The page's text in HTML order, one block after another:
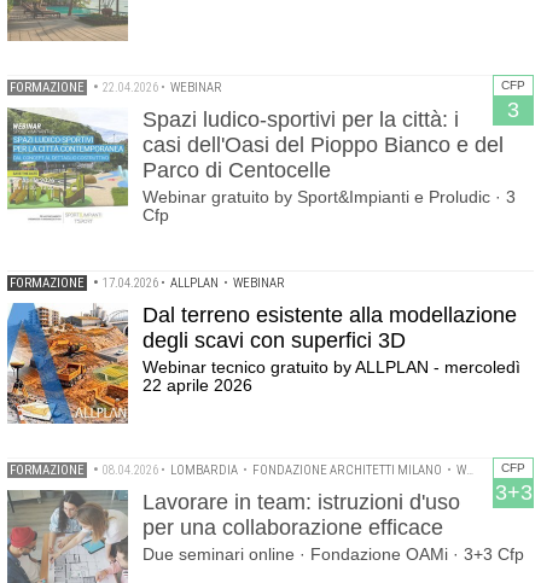
CFP
3
FORMAZIONE • 22.04.2026 • WEBINAR
Spazi ludico-sportivi per la città: i
casi dell'Oasi del Pioppo Bianco e del
Parco di Centocelle
Webinar gratuito by Sport&Impianti e Proludic · 3
Cfp
FORMAZIONE • 17.04.2026 • ALLPLAN • WEBINAR
Dal terreno esistente alla modellazione
degli scavi con superfici 3D
Webinar tecnico gratuito by ALLPLAN - mercoledì
22 aprile 2026
CFP
3+3
FORMAZIONE • 08.04.2026 • LOMBARDIA • FONDAZIONE ARCHITETTI MILANO • WEBINAR
Lavorare in team: istruzioni d'uso
per una collaborazione efficace
Due seminari online · Fondazione OAMi · 3+3 Cfp